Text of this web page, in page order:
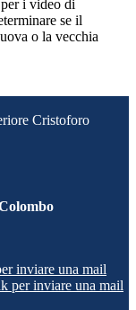
i video di
se il
o la vecchia
Cristoforo
inviare una mail
per inviare una mail